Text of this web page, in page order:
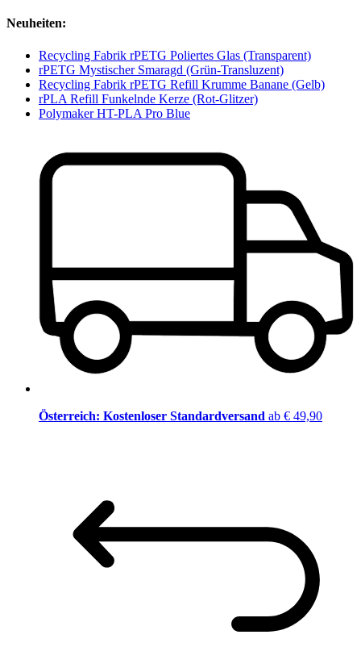
Neuheiten:
Recycling Fabrik rPETG Poliertes Glas (Transparent)
rPETG Mystischer Smaragd (Grün-Transluzent)
Recycling Fabrik rPETG Refill Krumme Banane (Gelb)
rPLA Refill Funkelnde Kerze (Rot-Glitzer)
Polymaker HT-PLA Pro Blue
Österreich: Kostenloser Standardversand ab € 49,90